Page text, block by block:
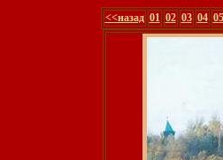
<<назад 01 02 03 04 05